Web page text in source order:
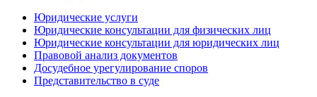
Юридические услуги
Юридические консультации для физических лиц
Юридические консультации для юридических лиц
Правовой анализ документов
Досудебное урегулирование споров
Представительство в суде